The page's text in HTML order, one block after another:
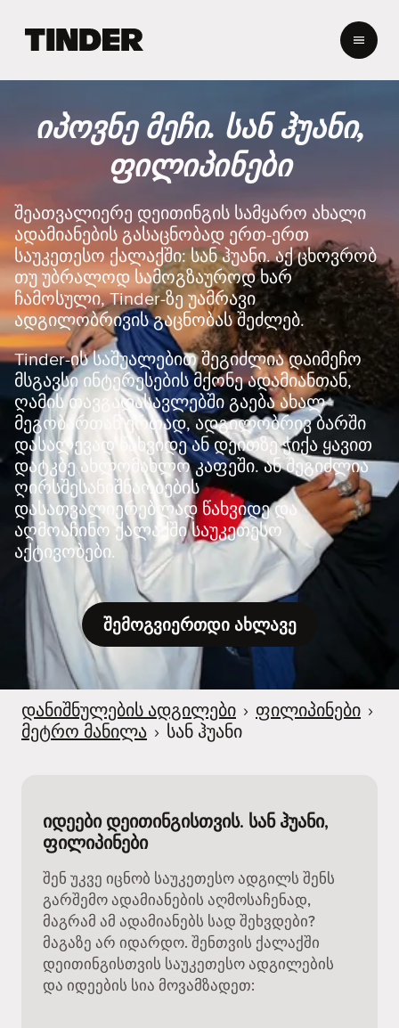
e
r
o
m
e
იპოვნე მეჩი. სან ჰუანი,
ფილიპინები
შეათვალიერე დეითინგის სამყარო ახალი
ადამიანების გასაცნობად ერთ-ერთ
საუკეთესო ქალაქში: სან ჰუანი. აქ ცხოვრობ
თუ უბრალოდ სამოგზაუროდ ხარ
ჩამოსული, Tinder-ზე უამრავი
ადგილობრივის გაცნობას შეძლებ.
Tinder-ის საშუალებით შეგიძლია დაიმეჩო
მსგავსი ინტერესების მქონე ადამიანთან,
ღამის თავგადასავლებში გაება ახალ
მეგობართან ერთად, ადგილობრივ ბარში
დასალევად წახვიდე ან დეითზე ჭიქა ყავით
დატკბე ახლომახლო კაფეში. ან შეგიძლია
ღირსშესანიშნაობების
დასათვალიერებლად წახვიდე და
აღმოაჩინო ქალაქში საუკეთესო
აქტივობები.
შემოგვიერთდი ახლავე
დანიშნულების ადგილები › ფილიპინები ›
მეტრო მანილა › სან ჰუანი
იდეები დეითინგისთვის. სან ჰუანი,
ფილიპინები
შენ უკვე იცნობ საუკეთესო ადგილს შენს
გარშემო ადამიანების აღმოსაჩენად,
მაგრამ ამ ადამიანებს სად შეხვდები?
მაგაზე არ იდარდო. შენთვის ქალაქში
დეითინგისთვის საუკეთესო ადგილების
და იდეების სია მოვამზადეთ: